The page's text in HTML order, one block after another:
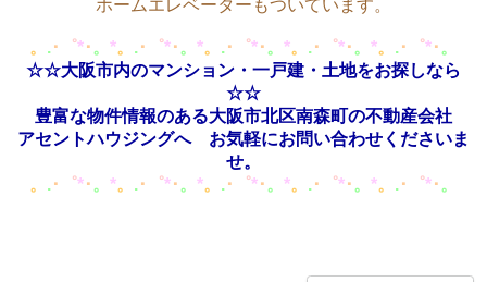
ホームエレベーターもついています。
。 .･ ゜*･ 。 *。 .･ ゜*･ 。 *。 .･ ゜*･ 。 *。 .･ ゜*･ 。 *。 .･ ゜*･ 。
☆☆大阪市内のマンション・一戸建・土地をお探しなら
☆☆
豊富な物件情報のある大阪市北区南森町の不動産会社
アセントハウジングへ お気軽にお問い合わせくださいま
せ。
。 .･ ゜*･ 。 *。 .･ ゜*･ 。 *。 .･ ゜*･ 。 *。 .･ ゜*･ 。 *。 .･ ゜*･ 。